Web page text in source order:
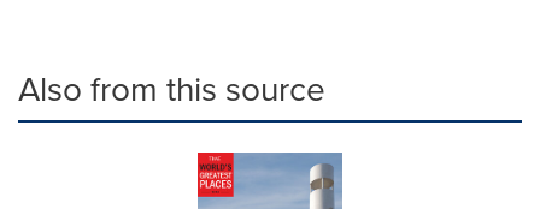
Also from this source